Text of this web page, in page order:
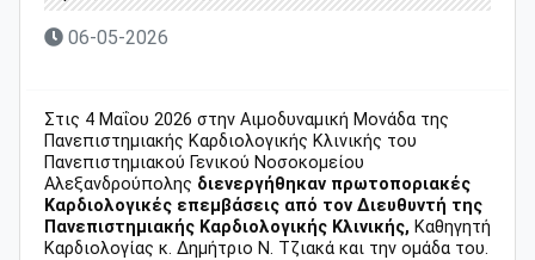
06-05-2026
Στις 4 Μαΐου 2026 στην Αιμοδυναμική Μονάδα της
Πανεπιστημιακής Καρδιολογικής Κλινικής του
Πανεπιστημιακού Γενικού Νοσοκομείου
Αλεξανδρούπολης διενεργήθηκαν πρωτοποριακές
Καρδιολογικές επεμβάσεις από τον Διευθυντή της
Πανεπιστημιακής Καρδιολογικής Κλινικής, Καθηγητή
Καρδιολογίας κ. Δημήτριο Ν. Τζιακά και την ομάδα του.